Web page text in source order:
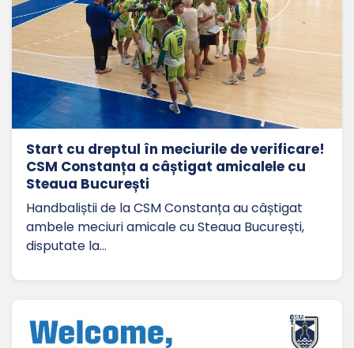
Start cu dreptul în meciurile de verificare!
CSM Constanța a câștigat amicalele cu
Steaua București
Handbaliștii de la CSM Constanța au câștigat
ambele meciuri amicale cu Steaua București,
disputate la…